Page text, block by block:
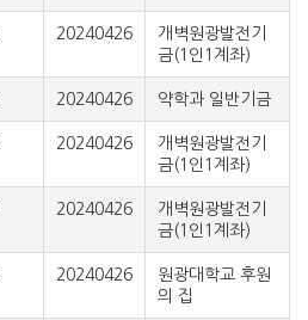
20240426
개벽원광발전기
금(1인1계좌)
20240426 약학과 일반기금
20240426
개벽원광발전기
금(1인1계좌)
20240426
개벽원광발전기
금(1인1계좌)
20240426
원광대학교 후원
의 집